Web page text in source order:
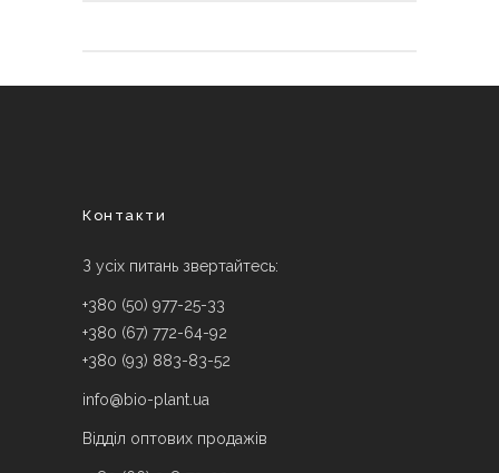
Контакти
З усіх питань звертайтесь:
+380 (50) 977-25-33
+380 (67) 772-64-92
+380 (93) 883-83-52
info@bio-plant.ua
Відділ оптових продажів